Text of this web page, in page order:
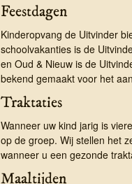
Feestdagen
Kinderopvang de Uitvinder
schoolvakanties is de
en Oud & Nieuw is de
bekend gemaakt voor het
Traktaties
Wanneer uw kind jarig is
op de groep. Wij stellen het
wanneer u een gezonde
Maaltijden